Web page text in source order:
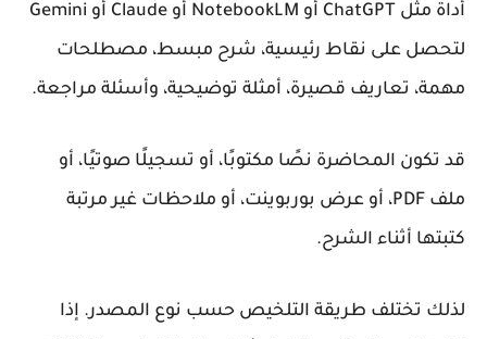
أداة مثل ChatGPT أو NotebookLM أو Claude أو Gemini
لتحصل على نقاط رئيسية، شرح مبسط، مصطلحات
مهمة، تعاريف قصيرة، أمثلة توضيحية، وأسئلة مراجعة.
قد تكون المحاضرة نصًا مكتوبًا، أو تسجيلًا صوتيًا، أو
ملف PDF، أو عرض بوربوينت، أو ملاحظات غير مرتبة
كتبتها أثناء الشرح.
لذلك تختلف طريقة التلخيص حسب نوع المصدر. إذا